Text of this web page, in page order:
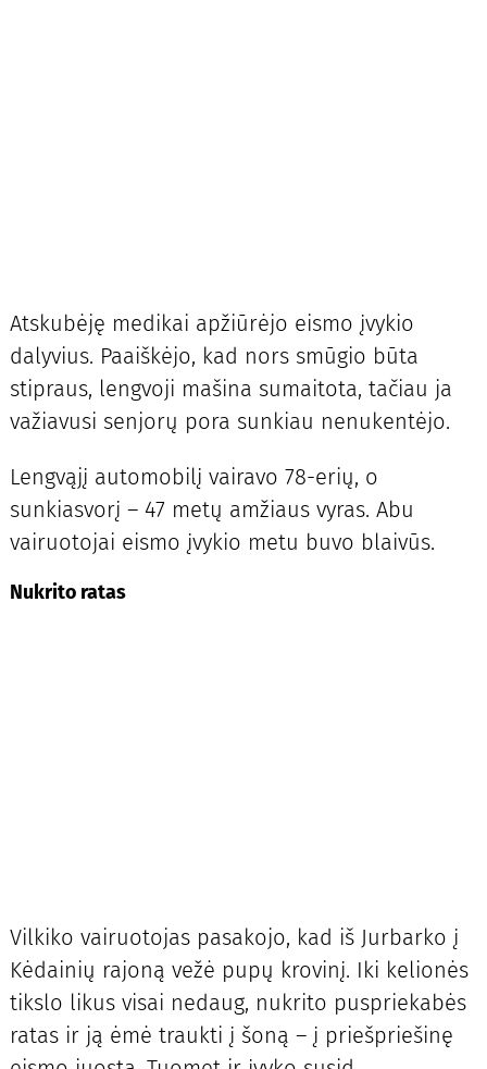
Atskubėję medikai apžiūrėjo eismo įvykio
dalyvius. Paaiškėjo, kad nors smūgio būta
stipraus, lengvoji mašina sumaitota, tačiau ja
važiavusi senjorų pora sunkiau nenukentėjo.
Lengvąjį automobilį vairavo 78-erių, o
sunkiasvorį – 47 metų amžiaus vyras. Abu
vairuotojai eismo įvykio metu buvo blaivūs.
Nukrito ratas
Vilkiko vairuotojas pasakojo, kad iš Jurbarko į
Kėdainių rajoną vežė pupų krovinį. Iki kelionės
tikslo likus visai nedaug, nukrito puspriekabės
ratas ir ją ėmė traukti į šoną – į priešpriešinę